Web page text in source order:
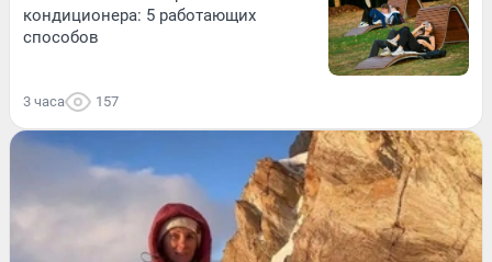
кондиционера: 5 работающих
способов
3 часа 157